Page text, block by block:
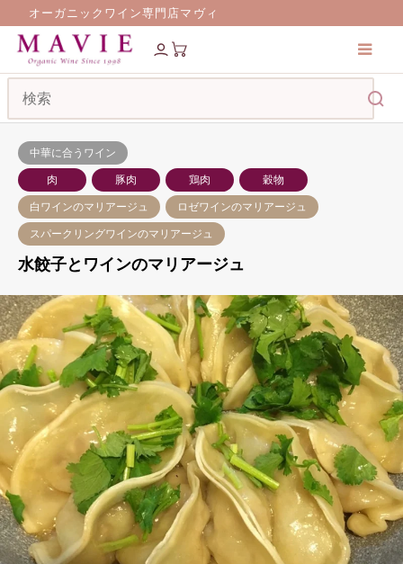
オーガニックワイン専門店マヴィ
料理とワインのマリアージュ
中華に合うワイン
肉 豚肉 鶏肉 穀物
白ワインのマリアージュ ロゼワインのマリアージュ
スパークリングワインのマリアージュ
水餃子とワインのマリアージュ